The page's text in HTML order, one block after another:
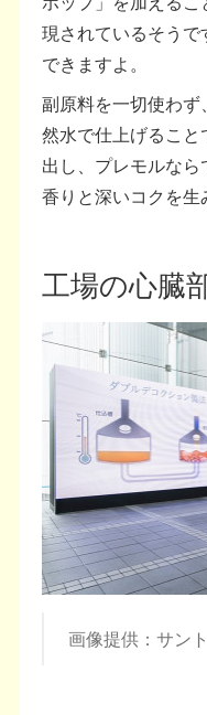
現されているそう
できますよ。
副原料を一切使わ
然水で仕上げるこ
出し、プレモルな
香りと深いコクを生
工場の心臓
画像提供：サン